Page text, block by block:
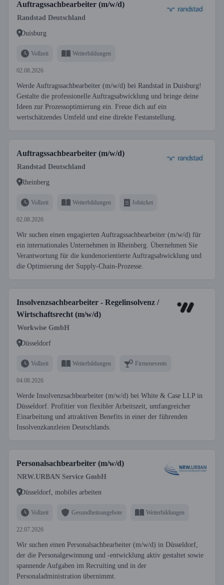
Auftragssachbearbeiter (m/w/d)
Randstad Deutschland
Duisburg
Vollzeit Weiterbildungen
02.08.2026
Werde Auftragssachbearbeiter (m/w/d) bei Randstad in Duisburg!
Gestalte die professionelle Auftragsabwicklung und bringe deine
Ideen zur Prozessoptimierung ein. Freue dich auf ein
wertschätzendes Umfeld und eine direkte Festanstellung.
Auftragssachbearbeiter (m/w/d)
Randstad Deutschland
Rheinberg
Vollzeit Weiterbildungen Jobticket
02.08.2026
Wir suchen einen engagierten Auftragssachbearbeiter (m/w/d) für
ein internationales Unternehmen in Rheinberg. Übernehmen Sie
Verantwortung für die kundenorientierte Auftragsabwicklung und
die Optimierung der Supply-Chain-Prozesse.
Insolvenzsachbearbeiter - Regelinsolvenz /
Wirtschaftsrecht (m/w/d)
Workwise GmbH
Düsseldorf
Vollzeit Weiterbildungen Firmenevents
04.08.2026
Werde Insolvenzsachbearbeiter (m/w/d) bei White & Case LLP in
Düsseldorf. Profitier von flexibler Arbeitszeit, umfangreicher
Einarbeitung und attraktiven Benefits in einer der führenden
Insolvenzkanzleien Deutschlands.
Personalsachbearbeiter (m/w/d)
NRW.URBAN Service GmbH
Düsseldorf, mobiles arbeiten
Vollzeit Gesundheitsangebote Weiterbildungen
22.07.2026
Wir suchen einen Personalsachbearbeiter (m/w/d) in Düsseldorf,
der die Personalgewinnung und -entwicklung aktiv gestaltet sowie
spannende Aufgaben im Recruiting und in der
Personaladministration übernimmt.